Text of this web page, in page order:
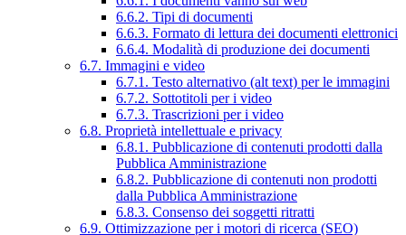
6.6.2. Tipi di documenti
6.6.3. Formato di lettura dei documenti elettronici
6.6.4. Modalità di produzione dei documenti
6.7. Immagini e video
6.7.1. Testo alternativo (alt text) per le immagini
6.7.2. Sottotitoli per i video
6.7.3. Trascrizioni per i video
6.8. Proprietà intellettuale e privacy
6.8.1. Pubblicazione di contenuti prodotti dalla
Pubblica Amministrazione
6.8.2. Pubblicazione di contenuti non prodotti
dalla Pubblica Amministrazione
6.8.3. Consenso dei soggetti ritratti
6.9. Ottimizzazione per i motori di ricerca (SEO)